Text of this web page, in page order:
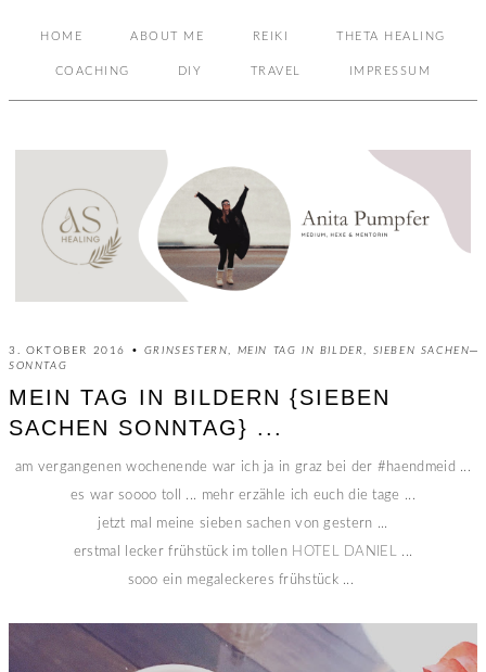
HOME ABOUT ME REIKI THETA HEALING
COACHING DIY TRAVEL IMPRESSUM
3. OKTOBER 2016 • GRINSESTERN MEIN TAG IN BILDER
SIEBEN SACHEN
SONNTAG
MEIN TAG IN BILDERN {SIEBEN
SACHEN SONNTAG} ...
am vergangenen wochenende war ich ja in graz bei der #haendmeid ...
es war soooo toll ... mehr erzähle ich euch die tage ...
jetzt mal meine sieben sachen von gestern ...
erstmal lecker frühstück im tollen HOTEL DANIEL...
sooo ein megaleckeres frühstück ...